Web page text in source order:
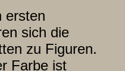
ersten
sich die
zu Figuren.
Farbe ist